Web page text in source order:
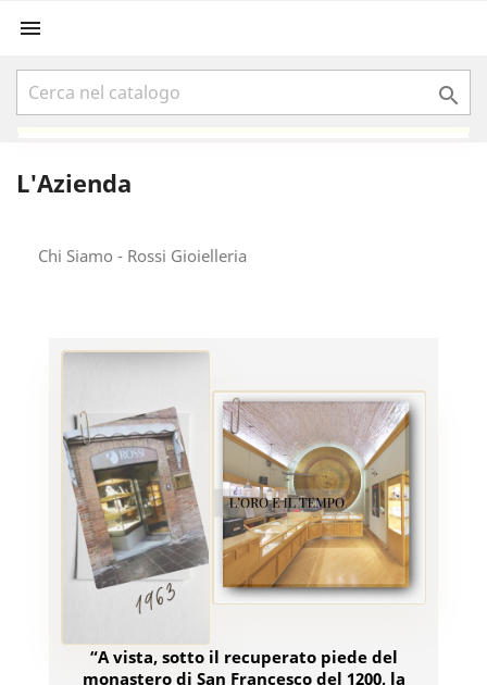


L'Azienda
Chi Siamo - Rossi Gioielleria
“A vista, sotto il recuperato piede del
monastero di San Francesco del 1200, la